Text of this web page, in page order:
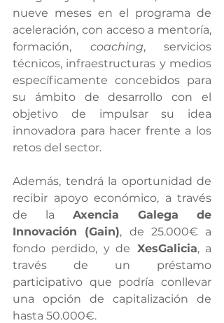
nueve meses en el programa de
aceleración, con acceso a mentoría,
formación, coaching, servicios
técnicos, infraestructuras y medios
específicamente concebidos para
su ámbito de desarrollo con el
objetivo de impulsar su idea
innovadora para hacer frente a los
retos del sector.
Además, tendrá la oportunidad de
recibir apoyo económico, a través
de la Axencia Galega de
Innovación (Gain), de 25.000€ a
fondo perdido, y de XesGalicia, a
través de un préstamo
participativo que podría conllevar
una opción de capitalización de
hasta 50.000€.